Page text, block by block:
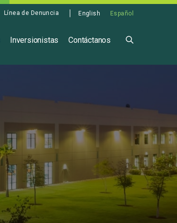
Línea de Denuncia English Español
Inversionistas Contáctanos